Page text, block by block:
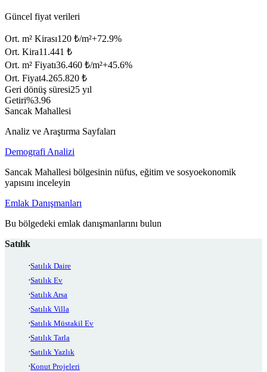
Güncel fiyat verileri
Ort. m² Kirası120 ₺/m²+72.9%
Ort. Kira11.441 ₺
Ort. m² Fiyatı36.460 ₺/m²+45.6%
Ort. Fiyat4.265.820 ₺
Geri dönüş süresi25 yıl
Getiri%3.96
Sancak Mahallesi
Analiz ve Araştırma Sayfaları
Demografi Analizi
Sancak Mahallesi bölgesinin nüfus, eğitim ve sosyoekonomik
yapısını inceleyin
Emlak Danışmanları
Bu bölgedeki emlak danışmanlarını bulun
Satılık
Satılık Daire
Satılık Ev
Satılık Arsa
Satılık Villa
Satılık Müstakil Ev
Satılık Tarla
Satılık Yazlık
Konut Projeleri